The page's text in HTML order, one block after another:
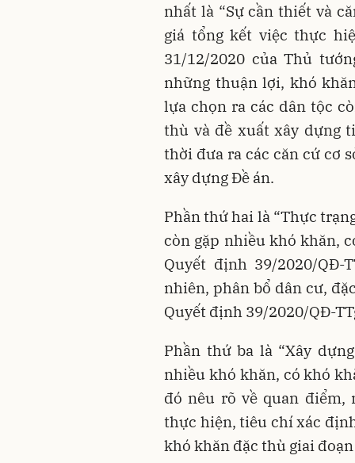
nhất là “Sự cần thiết và
giá tổng kết việc thực
31/12/2020 của Thủ
những thuận lợi, khó
lựa chọn ra các dân tộc
thù và đề xuất xây dựng
thời đưa ra các căn cứ cơ
xây dựng Đề án.
Phần thứ hai là “Thực
còn gặp nhiều khó khăn,
Quyết định 39/2020/
nhiên, phân bổ dân cư,
Quyết định 39/2020/QĐ-
Phần thứ ba là “Xây
nhiều khó khăn, có khó
đó nêu rõ về quan
thực hiện, tiêu chí xác
khó khăn đặc thù giai